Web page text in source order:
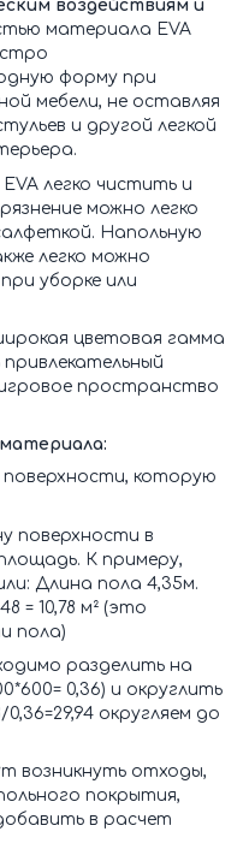
воздействиям и
материала EVA
форму при
мебели, не оставляя
и другой легкой
легко чистить и
можно легко
Напольную
легко можно
уборке или
цветовая гамма
пространство
которую
поверхности в
К примеру,
Длина пола 4,35м.
= 10,78 м² (это
пола)
разделить на
0,36) и округлить
округляем до
возникнуть отходы,
покрытия,
в расчет